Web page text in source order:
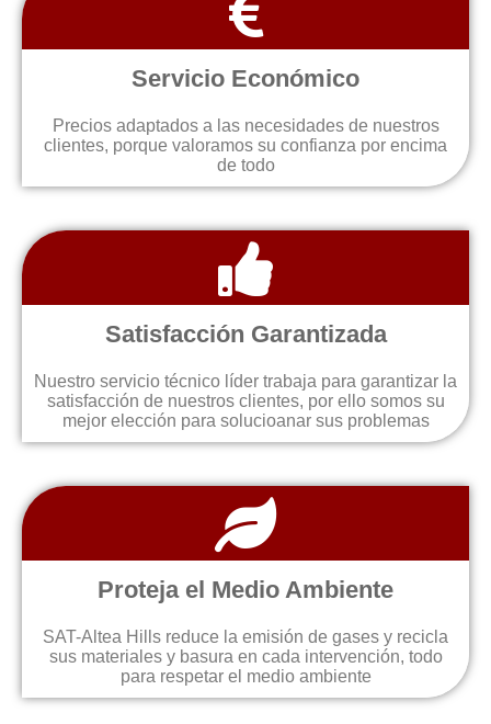
Servicio Económico
Precios adaptados a las necesidades de nuestros
clientes, porque valoramos su confianza por encima
de todo
Satisfacción Garantizada
Nuestro servicio técnico líder trabaja para garantizar la
satisfacción de nuestros clientes, por ello somos su
mejor elección para solucioanar sus problemas
Proteja el Medio Ambiente
SAT-Altea Hills reduce la emisión de gases y recicla
sus materiales y basura en cada intervención, todo
para respetar el medio ambiente